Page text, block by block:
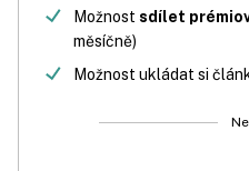
Možnost sdílet
měsíčně)
Možnost ukládat si